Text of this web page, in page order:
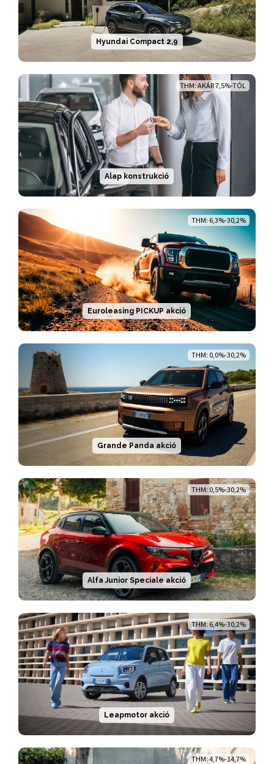
Hyundai Compact 2,9
THM: AKÁR 7,5%-TÓL
Alap konstrukció
THM: 6,3%-30,2%
Euroleasing PICKUP akció
THM: 0,0%-30,2%
Grande Panda akció
THM: 0,5%-30,2%
Alfa Junior Speciale akció
THM: 6,4%-30,2%
Leapmotor akció
THM: 4,7%-14,7%